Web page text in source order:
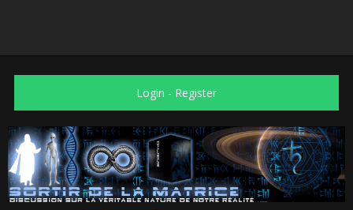
Login - Register